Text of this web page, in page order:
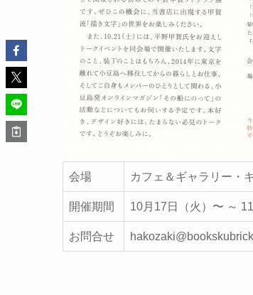
会場 カフェ＆ギャラリー・
開催期間 10月17日（火）〜 ～
お問合せ